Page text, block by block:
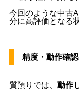
今回のような中古
分に高評価となる
精度・動作確
質預りでは、 動作